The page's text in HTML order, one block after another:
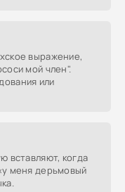
выражение,
мой член".
или
вставляют, когда
меня дерьмовый